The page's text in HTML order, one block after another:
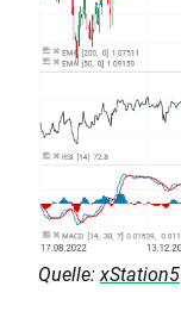
Quelle:xStation5